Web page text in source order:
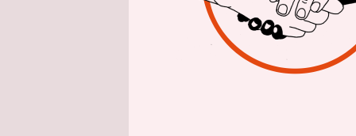
soll, eine
hatten die
Für all